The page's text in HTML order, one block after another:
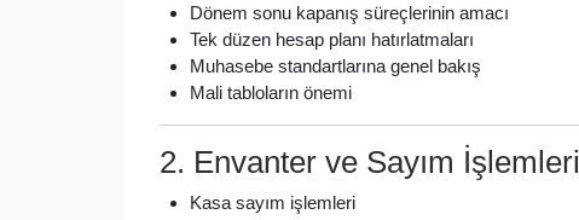
Dönem sonu kapanış süreçlerinin amacı
Tek düzen hesap planı hatırlatmaları
Muhasebe standartlarına genel bakış
Mali tabloların önemi
2. Envanter ve Sayım İşlemleri
Kasa sayım işlemleri